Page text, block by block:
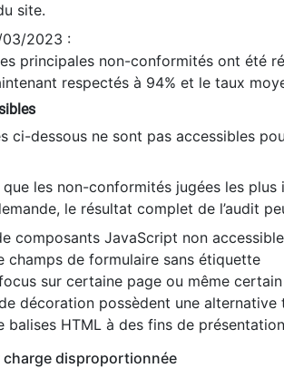
site.
03/2023 :
principales non-conformités ont été
respectés à 94% et le taux
ci-dessous ne sont pas accessibles
les non-conformités jugées les
le résultat complet de l’audit
composants JavaScript non
champs de formulaire sans étiquette
sur certaine page ou même
décoration possèdent une alternative
balises HTML à des fins de
disproportionnée